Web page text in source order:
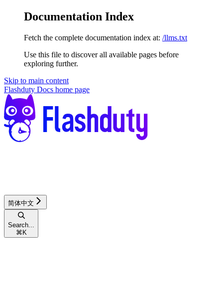
Documentation Index
Fetch the complete documentation index at: /llms.txt
Use this file to discover all available pages before
exploring further.
Skip to main content
Flashduty Docs home page
简体中文
Search...
⌘ K